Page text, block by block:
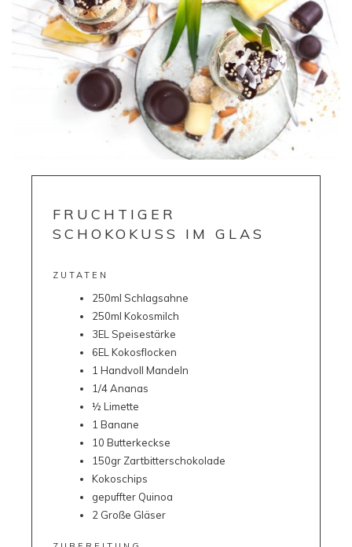
FRUCHTIGER
SCHOKOKUSS IM GLAS
ZUTATEN
250ml Schlagsahne
250ml Kokosmilch
3EL Speisestärke
6EL Kokosflocken
1 Handvoll Mandeln
1/4 Ananas
½ Limette
1 Banane
10 Butterkeckse
150gr Zartbitterschokolade
Kokoschips
gepuffter Quinoa
2 Große Gläser